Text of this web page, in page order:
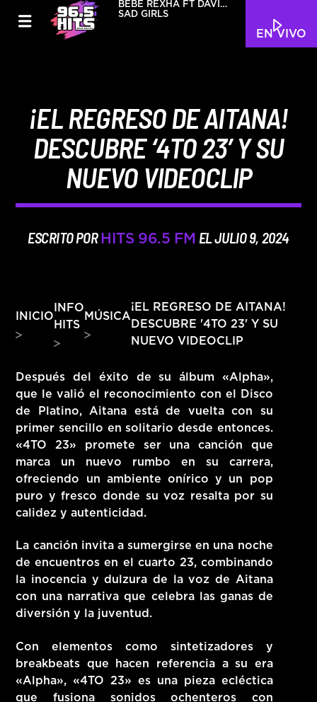
EN VIVO
BEBE REXHA FT DAVID
GUETTA
SAD GIRLS
HITS – 96.5 FM
Hits – 96.5 FM
¡EL REGRESO DE AITANA!
DESCUBRE ‘4TO 23’ Y SU
NUEVO VIDEOCLIP
ESCRITO POR HITS 96.5 FM EL JULIO 9, 2024
INICIO
INFO
HITS
MÚSICA
¡EL REGRESO DE AITANA!
DESCUBRE '4TO 23' Y SU
NUEVO VIDEOCLIP
Después del éxito de su álbum «Alpha»,
que le valió el reconocimiento con el Disco
de Platino, Aitana está de vuelta con su
primer sencillo en solitario desde entonces.
«4TO 23» promete ser una canción que
marca un nuevo rumbo en su carrera,
ofreciendo un ambiente onírico y un pop
puro y fresco donde su voz resalta por su
calidez y autenticidad.
La canción invita a sumergirse en una noche
de encuentros en el cuarto 23, combinando
la inocencia y dulzura de la voz de Aitana
con una narrativa que celebra las ganas de
diversión y la juventud.
Con elementos como sintetizadores y
breakbeats que hacen referencia a su era
«Alpha», «4TO 23» es una pieza ecléctica
que fusiona sonidos ochenteros con